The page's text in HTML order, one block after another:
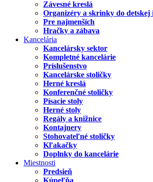
Závesné kreslá
Organizéry a skrinky do detskej
Pre najmenších
Hračky a zábava
Kancelária
Kancelársky sektor
Kompletné kancelárie
Príslušenstvo
Kancelárske stoličky
Herné kreslá
Konferenčné stoličky
Písacie stoly
Herné stoly
Regály a knižnice
Kontajnery
Stohovateľné stoličky
Kľakačky
Doplnky do kancelárie
Miestnosti
Predsieň
Kúpeľňa